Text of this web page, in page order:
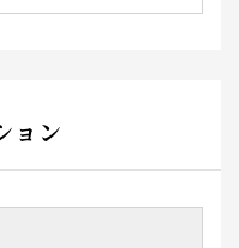
ョン